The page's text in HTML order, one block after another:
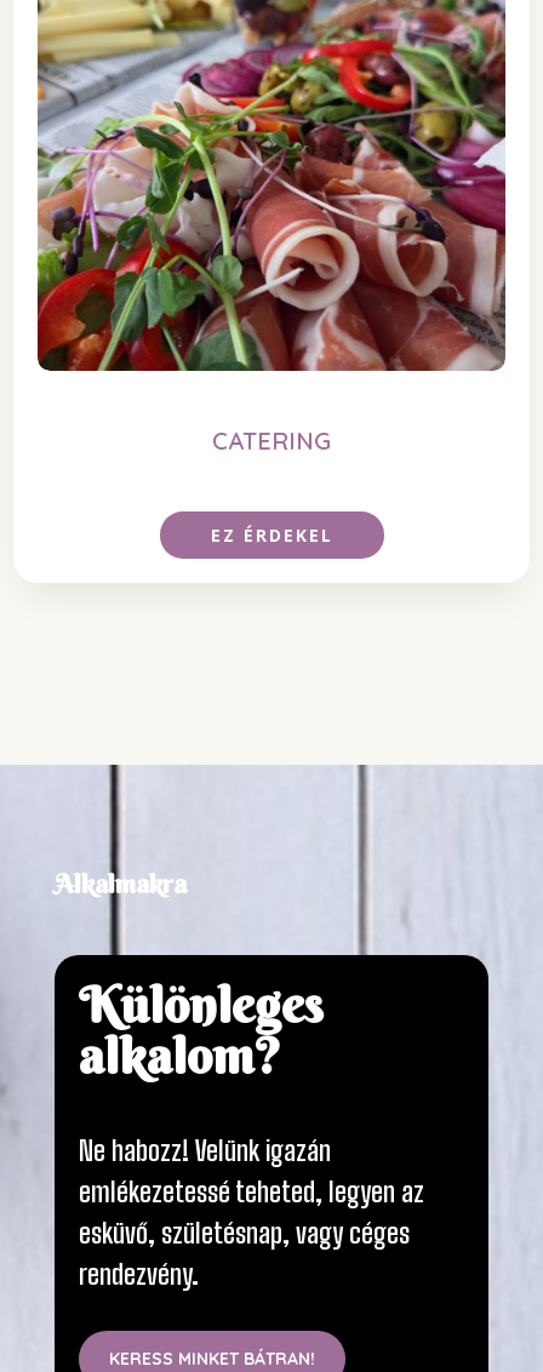
CATERING
EZ ÉRDEKEL
Alkalmakra
Különleges
alkalom?
Ne habozz! Velünk igazán
emlékezetessé teheted, legyen az
esküvő, születésnap, vagy céges
rendezvény.
KERESS MINKET BÁTRAN!